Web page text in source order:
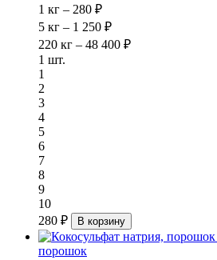
1 кг – 280 ₽
5 кг – 1 250 ₽
220 кг – 48 400 ₽
1 шт.
1
2
3
4
5
6
7
8
9
10
280 ₽
В корзину
порошок